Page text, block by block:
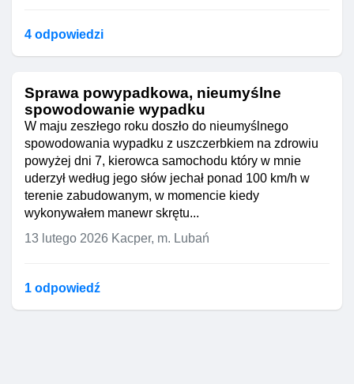
4 odpowiedzi
Sprawa powypadkowa, nieumyślne
spowodowanie wypadku
W maju zeszłego roku doszło do nieumyślnego
spowodowania wypadku z uszczerbkiem na zdrowiu
powyżej dni 7, kierowca samochodu który w mnie
uderzył według jego słów jechał ponad 100 km/h w
terenie zabudowanym, w momencie kiedy
wykonywałem manewr skrętu...
13 lutego 2026 Kacper, m. Lubań
1 odpowiedź